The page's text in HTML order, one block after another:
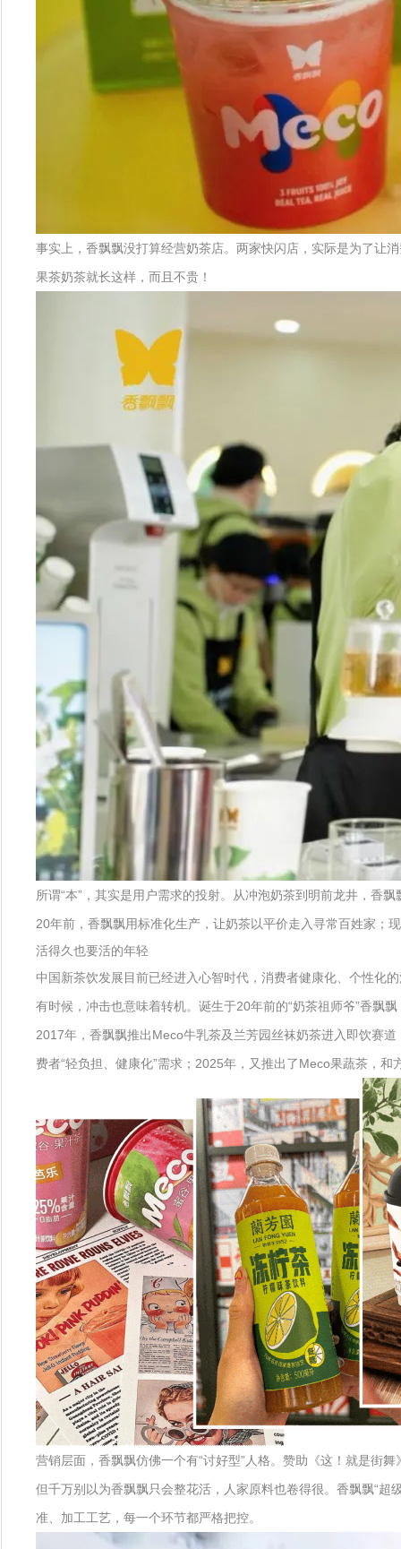
事实上，香飘飘没打算经营奶茶店。两家快闪店，实际是为了让
果茶奶茶就长这样，而且不贵！
所谓“本”，其实是用户需求的投射。从冲泡奶茶到明前龙井，香
20年前，香飘飘用标准化生产，让奶茶以平价走入寻常百姓家；
活得久也要活的年轻
中国新茶饮发展目前已经进入心智时代，消费者健康化、个性化
有时候，冲击也意味着转机。诞生于20年前的“奶茶祖师爷”香飘
2017年，香飘飘推出Meco牛乳茶及兰芳园丝袜奶茶进入即饮赛
费者“轻负担、健康化”需求；2025年，又推出了Meco果蔬茶，
营销层面，香飘飘仿佛一个有“讨好型”人格。赞助《这！就是街
但千万别以为香飘飘只会整花活，人家原料也卷得很。香飘飘“
准、加工工艺，每一个环节都严格把控。